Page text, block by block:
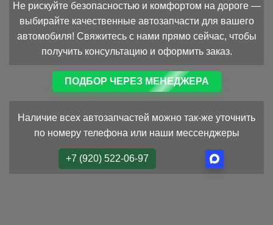
Не рискуйте безопасностью и комфортом на дороге —
выбирайте качественные автозапчасти для вашего
автомобиля! Свяжитесь с нами прямо сейчас, чтобы
получить консультацию и оформить заказ.
ПОДБОР ЧЕРЕЗ МЕНЕДЖЕРА
Наличие всех автозапчастей можно так-же уточнить
по номеру телефона или наши мессенджеры
+7 (920) 522-06-97